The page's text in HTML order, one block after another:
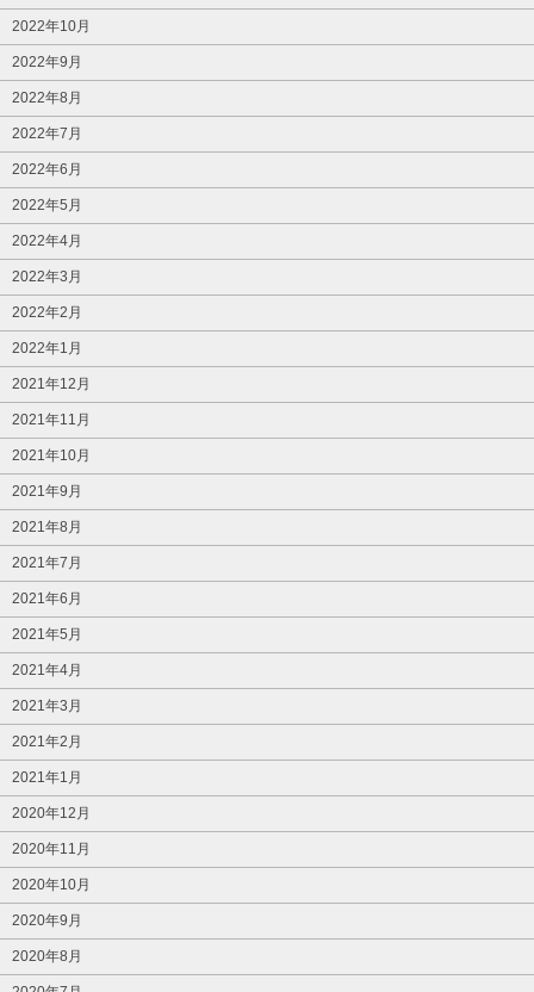
2022年10月
2022年9月
2022年8月
2022年7月
2022年6月
2022年5月
2022年4月
2022年3月
2022年2月
2022年1月
2021年12月
2021年11月
2021年10月
2021年9月
2021年8月
2021年7月
2021年6月
2021年5月
2021年4月
2021年3月
2021年2月
2021年1月
2020年12月
2020年11月
2020年10月
2020年9月
2020年8月